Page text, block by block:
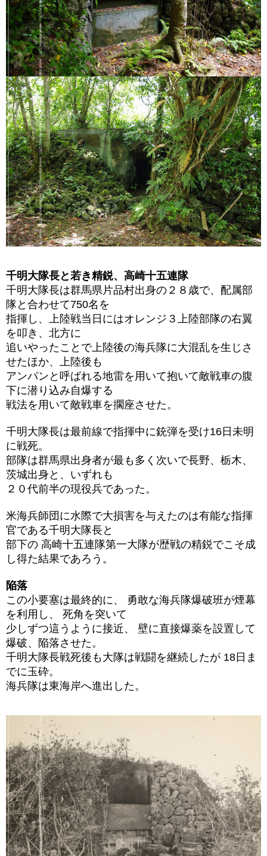
千明大隊長と若き精鋭、高崎十五連隊
千明大隊長は群馬県片品村出身の２８歳で、配属部
隊と合わせて750名を
指揮し、上陸戦当日にはオレンジ３上陸部隊の右翼
を叩き、北方に
追いやったことで上陸後の海兵隊に大混乱を生じさ
せたほか、上陸後も
アンパンと呼ばれる地雷を用いて抱いて敵戦車の腹
下に潜り込み自爆する
戦法を用いて敵戦車を擱座させた。
千明大隊長は最前線で指揮中に銃弾を受け16日未明
に戦死。
部隊は群馬県出身者が最も多く次いで長野、栃木、
茨城出身と、いずれも
２０代前半の現役兵であった。
米海兵師団に水際で大損害を与えたのは有能な指揮
官である千明大隊長と
部下の 高崎十五連隊第一大隊が歴戦の精鋭でこそ成
し得た結果であろう。
陥落
この小要塞は最終的に、 勇敢な海兵隊爆破班が煙幕
を利用し、 死角を突いて
少しずつ這うように接近、 壁に直接爆薬を設置して
爆破、陥落させた。
千明大隊長戦死後も大隊は戦闘を継続したが 18日ま
でに玉砕。
海兵隊は東海岸へ進出した。